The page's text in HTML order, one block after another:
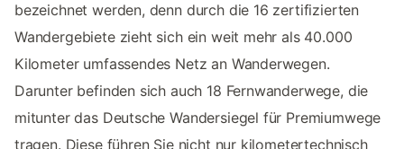
bezeichnet werden, denn durch die 16 zertifizierten
Wandergebiete zieht sich ein weit mehr als 40.000
Kilometer umfassendes Netz an Wanderwegen.
Darunter befinden sich auch 18 Fernwanderwege, die
mitunter das Deutsche Wandersiegel für Premiumwege
tragen. Diese führen Sie nicht nur kilometertechnisch